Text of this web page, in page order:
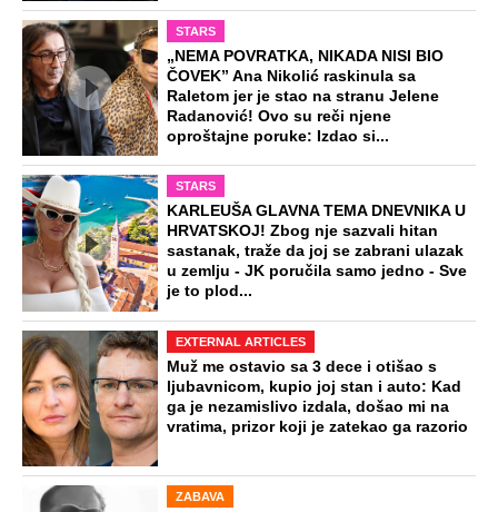
STARS
„NEMA POVRATKA, NIKADA NISI BIO
ČOVEK” Ana Nikolić raskinula sa
Raletom jer je stao na stranu Jelene
Radanović! Ovo su reči njene
oproštajne poruke: Izdao si...
STARS
KARLEUŠA GLAVNA TEMA DNEVNIKA U
HRVATSKOJ! Zbog nje sazvali hitan
sastanak, traže da joj se zabrani ulazak
u zemlju - JK poručila samo jedno - Sve
je to plod...
EXTERNAL ARTICLES
Muž me ostavio sa 3 dece i otišao s
ljubavnicom, kupio joj stan i auto: Kad
ga je nezamislivo izdala, došao mi na
vratima, prizor koji je zatekao ga razorio
ZABAVA